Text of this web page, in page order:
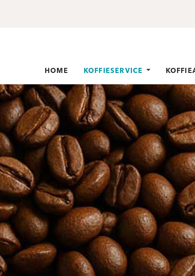
HOME KOFFIESERVICE